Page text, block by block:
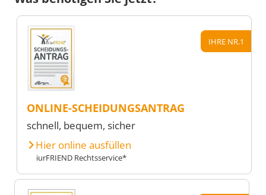
IHRE NR.1
ONLINE-SCHEIDUNGSANTRAG
schnell, bequem, sicher
Hier online ausfüllen
iurFRIEND Rechtsservice*